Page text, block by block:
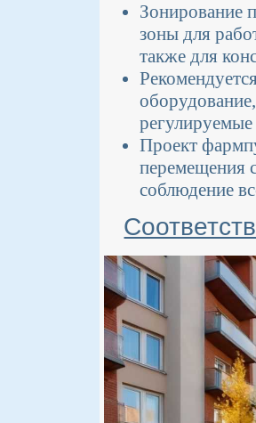
Зонирование
зоны для
также для
Проект
перемещения
соблюдение